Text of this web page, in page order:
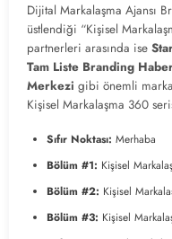
Dijital Markalaşma Ajansı
üstlendiği “Kişisel
partnerleri arasında ise
Tam Liste Branding
Merkezi gibi önemli
Kişisel Markalaşma 360
Sıfır Noktası: Merhaba
Bölüm #1: Kişisel
Bölüm #2: Kişisel
Bölüm #3: Kişisel